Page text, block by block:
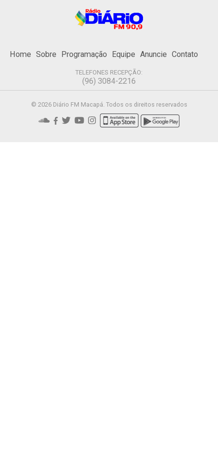
Home Sobre Programação Equipe Anuncie Contato
TELEFONES RECEPÇÃO:
(96) 3084-2216
© 2026 Diário FM Macapá. Todos os direitos reservados